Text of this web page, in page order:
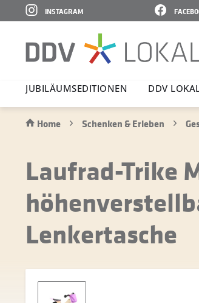
INSTAGRAM
JUBI­LÄ­UMS­E­DI­TIONEN DDV
Home Schenken & Erleben
Laufrad-Trike
Lenkertasche